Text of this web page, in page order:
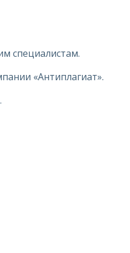
специалистам.
«Антиплагиат».